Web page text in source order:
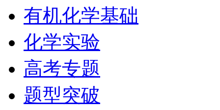
有机化学基础
化学实验
高考专题
题型突破